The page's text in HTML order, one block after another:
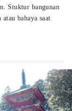
Stuktur bangunan
bahaya saat